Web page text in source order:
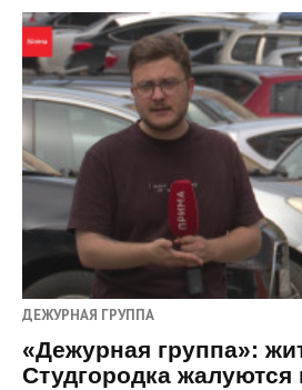
ДЕЖУРНАЯ ГРУППА
«Дежурная группа»:
Студгородка жалуются